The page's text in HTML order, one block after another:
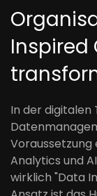
Inspired
In der
Analytics und
wirklich "Data